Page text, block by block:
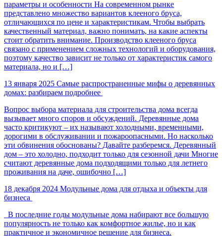
параметры и особенности На современном рынке
представлено множество вариантов клееного бруса,
отличающихся по цене и характеристикам. Чтобы выбрать
качественный материал, важно понимать, на какие аспекты
стоит обратить внимание. Производство клееного бруса
связано с применением сложных технологий и оборудования,
поэтому качество зависит не только от характеристик самого
материала, но и […]
13 января 2025 Самые распространенные мифы о деревянных
домах: разбираем подробнее
Вопрос выбора материала для строительства дома всегда
вызывает много споров и обсуждений. Деревянные дома
часто критикуют – их называют холодными, временными,
дорогими в обслуживании и пожароопасными. Но насколько
эти обвинения обоснованы? Давайте разберемся. Деревянный
дом – это холодно, подходит только для сезонной дачи Многие
считают деревянные дома подходящими только для летнего
проживания на даче, ошибочно […]
18 декабря 2024 Модульные дома для отдыха и объекты для
бизнеса
В последние годы модульные дома набирают все большую
популярность не только как комфортное жилье, но и как
практичное и экономичное решение для бизнеса.